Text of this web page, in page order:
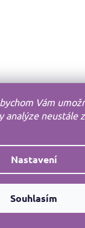
Vám
analýze neustále
Nastavení
Souhlasím